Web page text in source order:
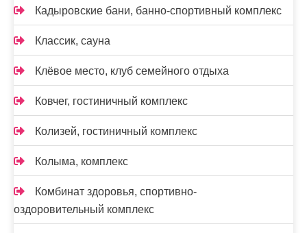
Кадыровские бани, банно-спортивный комплекс
Классик, сауна
Клёвое место, клуб семейного отдыха
Ковчег, гостиничный комплекс
Колизей, гостиничный комплекс
Колыма, комплекс
Комбинат здоровья, спортивно-
оздоровительный комплекс